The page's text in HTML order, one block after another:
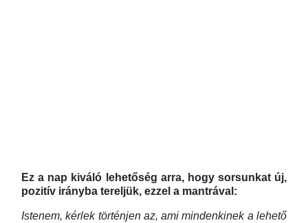
Ez a nap kiváló lehetőség arra, hogy sorsunkat új,
pozitív irányba tereljük, ezzel a mantrával:
Istenem, kérlek történjen az, ami mindenkinek a lehető